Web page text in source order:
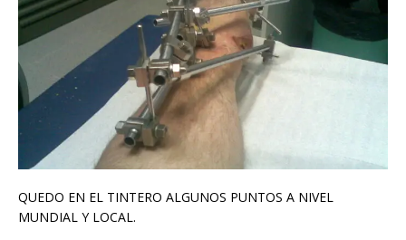
QUEDO EN EL TINTERO ALGUNOS PUNTOS A NIVEL
MUNDIAL Y LOCAL.